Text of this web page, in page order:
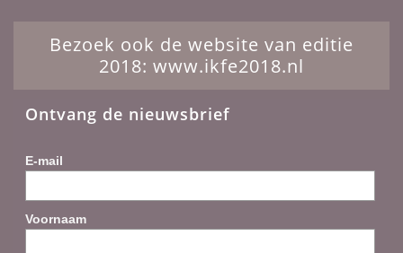
Bezoek ook de website van editie
2018: www.ikfe2018.nl
Ontvang de nieuwsbrief
E-mail
Voornaam